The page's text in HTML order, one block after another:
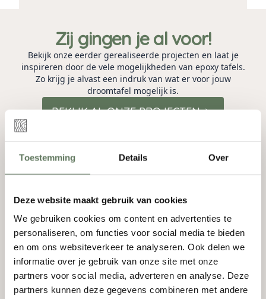
Toestemming Details Over
Deze website maakt gebruik van cookies
We gebruiken cookies om content en advertenties te
personaliseren, om functies voor social media te bieden
en om ons websiteverkeer te analyseren. Ook delen we
informatie over je gebruik van onze site met onze
partners voor social media, adverteren en analyse. Deze
partners kunnen deze gegevens combineren met andere
Zij gingen je al voor!
Bekijk onze eerder gerealiseerde projecten en laat je
inspireren door de vele mogelijkheden van epoxy tafels.
Zo krijg je alvast een indruk van wat er voor jouw
droomtafel mogelijk is.
BEKIJK AL ONZE PROJECTEN